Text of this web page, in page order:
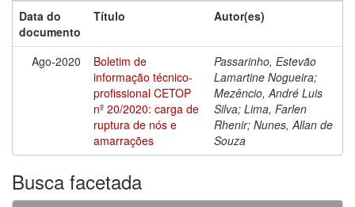
Data do
documento
Título Autor(es)
Ago-2020
Boletim de
informação técnico-
profissional CETOP
nº 20/2020: carga de
ruptura de nós e
amarrações
Passarinho, Estevão
Lamartine Nogueira;
Mezêncio, André Luis
Silva; Lima, Farlen
Rhenir; Nunes, Allan de
Souza
Busca facetada